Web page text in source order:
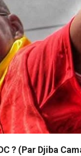
? (Par Djiba